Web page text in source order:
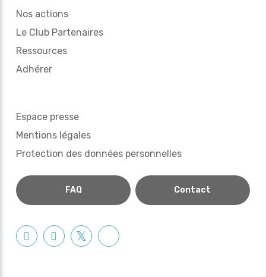
Nos actions
Le Club Partenaires
Ressources
Adhérer
Espace presse
Mentions légales
Protection des données personnelles
FAQ Contact